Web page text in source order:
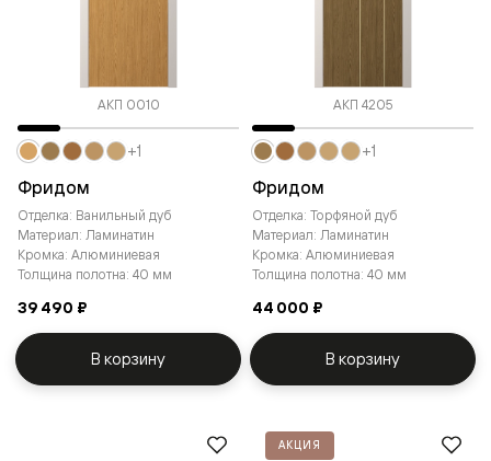
АКП 0010
Фридом
Отделка: Ванильный дуб
Материал: Ламинатин
Кромка: Алюминиевая
Толщина полотна: 40 мм
39 490 ₽
+1
В корзину
АКП 4205
Фридом
Отделка: Торфяной дуб
Материал: Ламинатин
Кромка: Алюминиевая
Толщина полотна: 40 мм
44 000 ₽
+1
В корзину
АКЦИЯ